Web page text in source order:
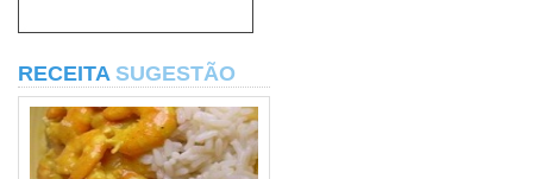
RECEITA SUGESTÃO